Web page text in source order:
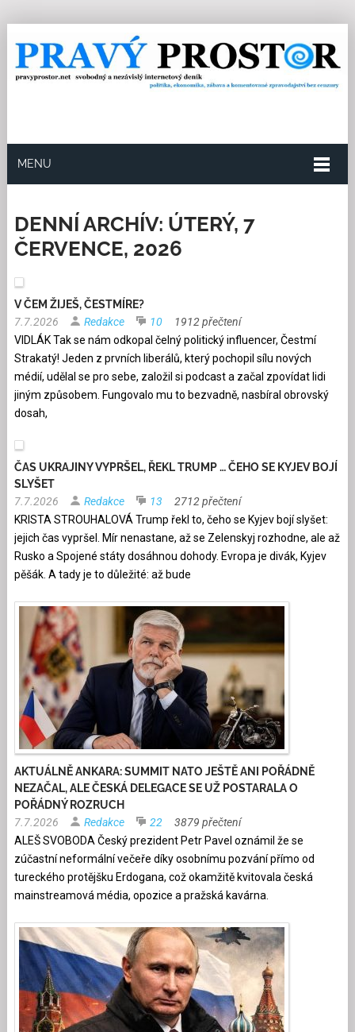
MENU
DENNÍ ARCHÍV: ÚTERÝ, 7
ČERVENCE, 2026
V ČEM ŽIJEŠ, ČESTMÍRE?
7.7.2026
Redakce 10
1912 přečtení
VIDLÁK Tak se nám odkopal čelný politický influencer, Čestmí
Strakatý! Jeden z prvních liberálů, který pochopil sílu nových
médií, udělal se pro sebe, založil si podcast a začal zpovídat lidi
jiným způsobem. Fungovalo mu to bezvadně, nasbíral obrovský
dosah,
ČAS UKRAJINY VYPRŠEL, ŘEKL TRUMP … ČEHO SE KYJEV BOJÍ
SLYŠET
7.7.2026
Redakce 13
2712 přečtení
KRISTA STROUHALOVÁ Trump řekl to, čeho se Kyjev bojí slyšet:
jejich čas vypršel. Mír nenastane, až se Zelenskyj rozhodne, ale až
Rusko a Spojené státy dosáhnou dohody. Evropa je divák, Kyjev
pěšák. A tady je to důležité: až bude
AKTUÁLNĚ ANKARA: SUMMIT NATO JEŠTĚ ANI POŘÁDNĚ
NEZAČAL, ALE ČESKÁ DELEGACE SE UŽ POSTARALA O
POŘÁDNÝ ROZRUCH
7.7.2026
Redakce 22
3879 přečtení
ALEŠ SVOBODA Český prezident Petr Pavel oznámil že se
zúčastní neformální večeře díky osobnímu pozvání přímo od
tureckého protějšku Erdogana, což okamžitě kvitovala česká
mainstreamová média, opozice a pražská kavárna.